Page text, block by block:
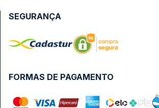
FORMAS DE PAGAMENTO
SEGURANÇA